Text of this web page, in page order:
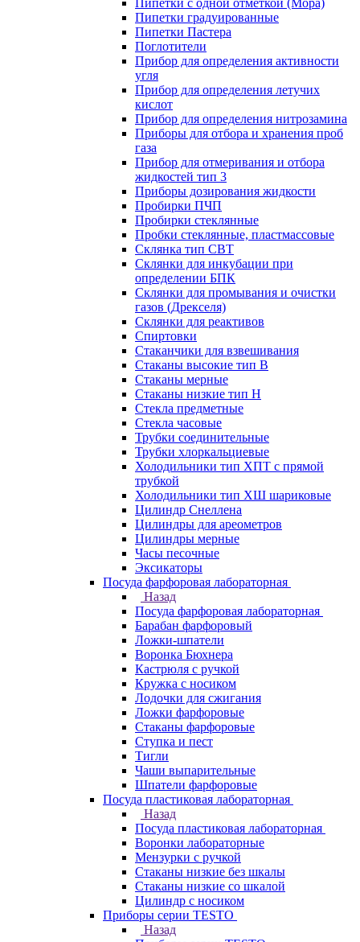
Пипетки с одной отметкой (Мора)
Пипетки градуированные
Пипетки Пастера
Поглотители
Прибор для определения активности
угля
Прибор для определения летучих
кислот
Прибор для определения нитрозамина
Приборы для отбора и хранения проб
газа
Прибор для отмеривания и отбора
жидкостей тип 3
Приборы дозирования жидкости
Пробирки ПЧП
Пробирки стеклянные
Пробки стеклянные, пластмассовые
Склянка тип СВТ
Склянки для инкубации при
определении БПК
Склянки для промывания и очистки
газов (Дрекселя)
Склянки для реактивов
Спиртовки
Стаканчики для взвешивания
Стаканы высокие тип В
Стаканы мерные
Стаканы низкие тип Н
Стекла предметные
Стекла часовые
Трубки соединительные
Трубки хлоркальциевые
Холодильники тип ХПТ с прямой
трубкой
Холодильники тип ХШ шариковые
Цилиндр Снеллена
Цилиндры для ареометров
Цилиндры мерные
Часы песочные
Эксикаторы
Посуда фарфоровая лабораторная
Назад
Посуда фарфоровая лабораторная
Барабан фарфоровый
Ложки-шпатели
Воронка Бюхнера
Кастрюля с ручкой
Кружка с носиком
Лодочки для сжигания
Ложки фарфоровые
Стаканы фарфоровые
Ступка и пест
Тигли
Чаши выпарительные
Шпатели фарфоровые
Посуда пластиковая лабораторная
Назад
Посуда пластиковая лабораторная
Воронки лабораторные
Мензурки с ручкой
Стаканы низкие без шкалы
Стаканы низкие со шкалой
Цилиндр с носиком
Приборы серии TESTO
Назад